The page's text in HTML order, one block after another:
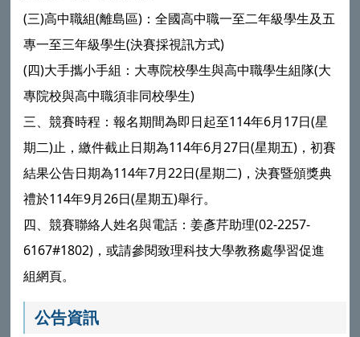
(三)高中職組(離島區)：全國高中職一至二年級學生及五
專一至三年級學生(決賽採視訊方式)
(四)大手攜小手組：大專院校學生與高中職學生組隊(大
專院校與高中職須非同校學生)
三、競賽時程：報名期間為即日起至114年6月17日(星
期二)止，繳件截止日期為114年6月27日(星期五)，初賽
結果公告日期為114年7月22日(星期二)，決賽暨頒獎典
禮於114年9月26日(星期五)舉行。
四、競賽聯絡人姓名與電話：姜彥芹助理(02-2257-
6167#1802)，或請參閱致理科技大學教務處學習促進
組網頁。
公告資訊